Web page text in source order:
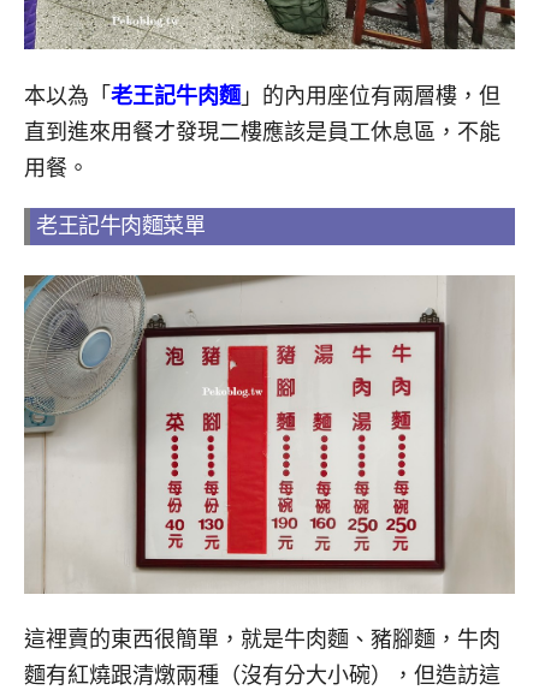
本以為「 老王記牛肉麵 」的內用座位有兩層樓，但
直到進來用餐才發現二樓應該是員工休息區，不能
用餐。
老王記牛肉麵菜單
這裡賣的東西很簡單，就是牛肉麵、豬腳麵，牛肉
麵有紅燒跟清燉兩種（沒有分大小碗），但造訪這